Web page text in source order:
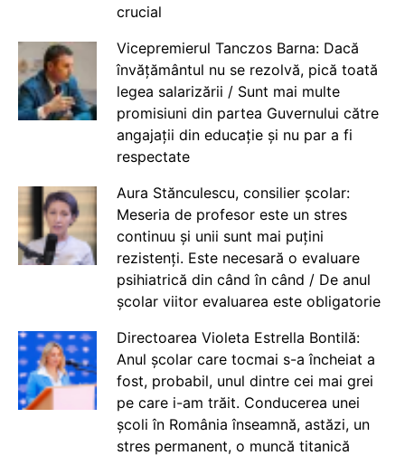
crucial
Vicepremierul Tanczos Barna: Dacă
învățământul nu se rezolvă, pică toată
legea salarizării / Sunt mai multe
promisiuni din partea Guvernului către
angajații din educație și nu par a fi
respectate
Aura Stănculescu, consilier școlar:
Meseria de profesor este un stres
continuu și unii sunt mai puțini
rezistenți. Este necesară o evaluare
psihiatrică din când în când / De anul
școlar viitor evaluarea este obligatorie
Directoarea Violeta Estrella Bontilă:
Anul școlar care tocmai s-a încheiat a
fost, probabil, unul dintre cei mai grei
pe care i-am trăit. Conducerea unei
școli în România înseamnă, astăzi, un
stres permanent, o muncă titanică